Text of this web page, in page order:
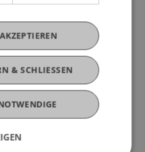
in
Drittanbieter"
Weitere Details zur
könnenhierabgerufen
anzeigen
& SCHLIESSEN